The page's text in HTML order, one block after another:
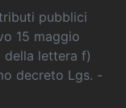
pubblici
15 maggio
della lettera f)
decreto Lgs. -